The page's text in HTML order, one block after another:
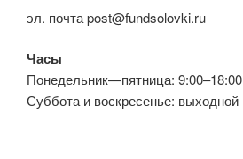
эл. почта post@fundsolovki.ru
Часы
Понедельник—пятница: 9:00–18:00
Суббота и воскресенье: выходной